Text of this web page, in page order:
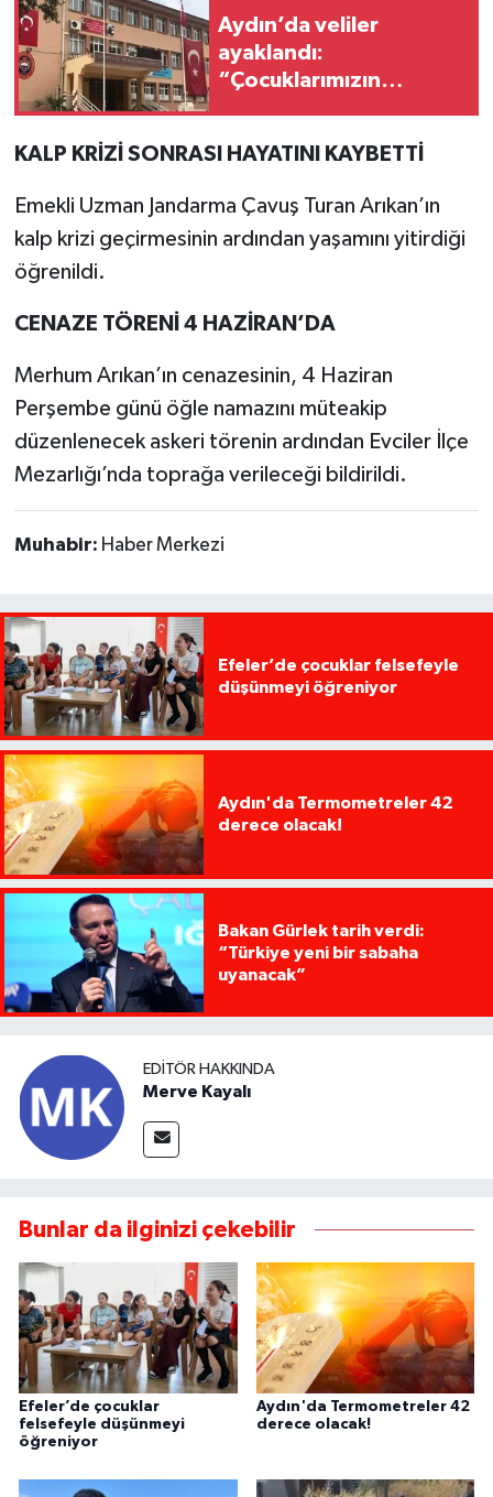
Aydın’da veliler
ayaklandı:
“Çocuklarımızın
edilemez”
KALP KRİZİ SONRASI HAYATINI KAYBETTİ
Emekli Uzman Jandarma Çavuş Turan Arıkan’ın
kalp krizi geçirmesinin ardından yaşamını yitirdiği
öğrenildi.
CENAZE TÖRENİ 4 HAZİRAN’DA
Merhum Arıkan’ın cenazesinin, 4 Haziran
Perşembe günü öğle namazını müteakip
düzenlenecek askeri törenin ardından Evciler İlçe
Mezarlığı’nda toprağa verileceği bildirildi.
Muhabir: Haber Merkezi
Efeler’de çocuklar felsefeyle
düşünmeyi öğreniyor
Aydın'da Termometreler 42
derece olacak!
Bakan Gürlek tarih verdi:
“Türkiye yeni bir sabaha
uyanacak”
EDITÖR HAKKINDA
Merve Kayalı
Bunlar da ilginizi çekebilir
Efeler’de çocuklar
felsefeyle düşünmeyi
öğreniyor
Aydın'da Termometreler 42
derece olacak!